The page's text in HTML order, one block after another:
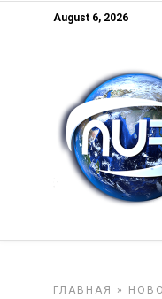
August 6, 2026
ГЛАВНАЯ »